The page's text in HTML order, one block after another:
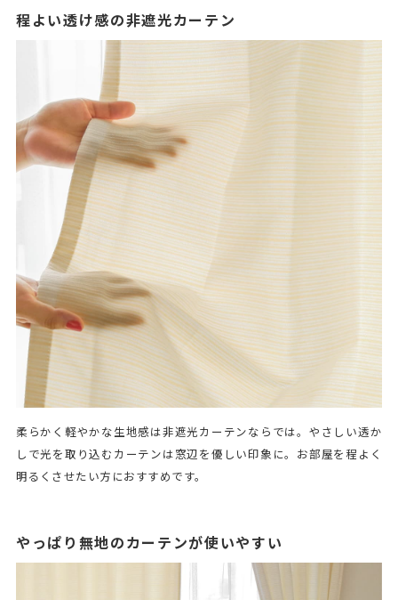
程よい透け感の非遮光カーテン
柔らかく軽やかな生地感は非遮光カーテンならでは。やさしい透か
しで光を取り込むカーテンは窓辺を優しい印象に。お部屋を程よく
明るくさせたい方におすすめです。
やっぱり無地のカーテンが使いやすい